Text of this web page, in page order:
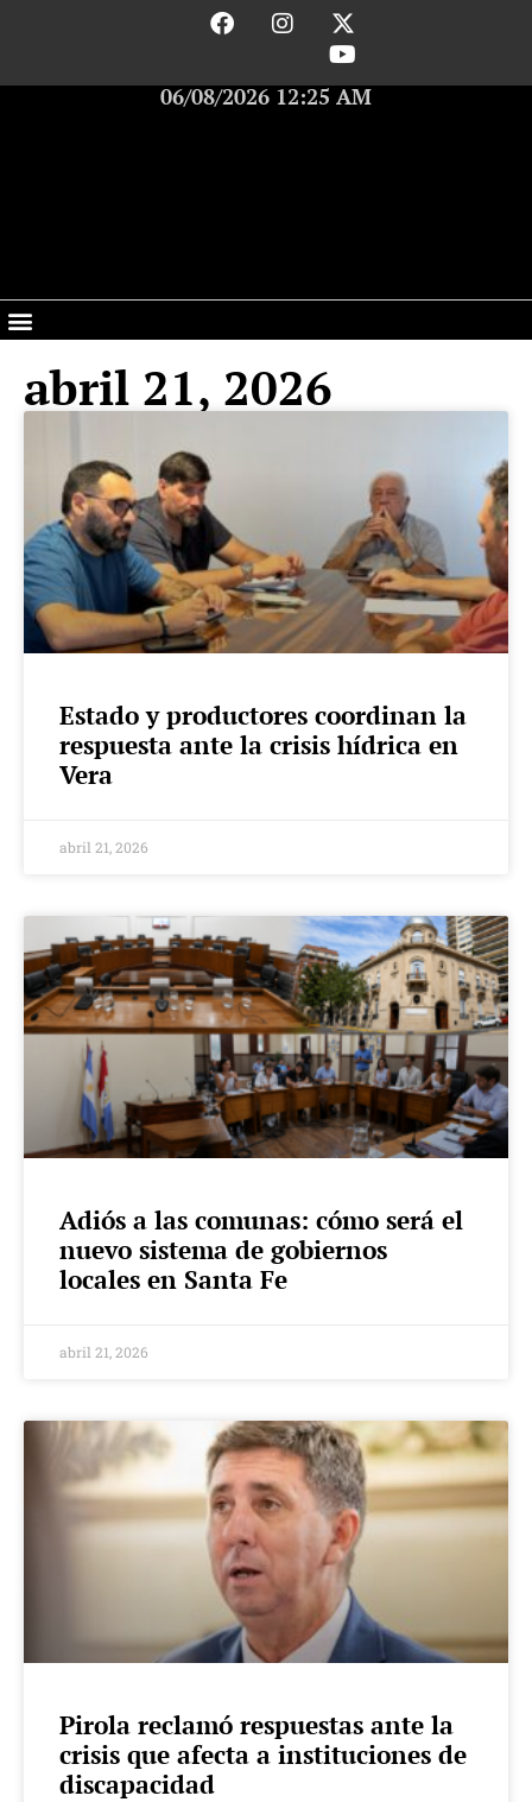
06/08/2026 12:25 AM
abril 21, 2026
Estado y productores coordinan la
respuesta ante la crisis hídrica en
Vera
abril 21, 2026
Adiós a las comunas: cómo será el
nuevo sistema de gobiernos
locales en Santa Fe
abril 21, 2026
Pirola reclamó respuestas ante la
crisis que afecta a instituciones de
discapacidad